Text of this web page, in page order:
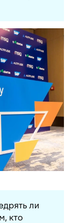
ли
кто